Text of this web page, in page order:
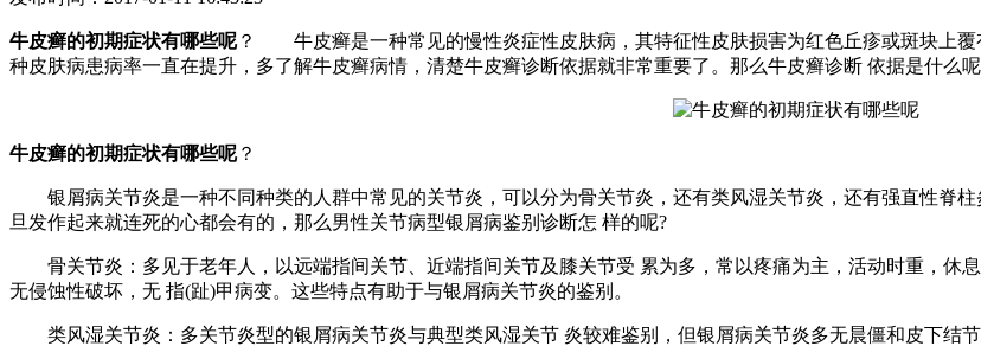
牛皮癣的初期症状有哪些呢？ 牛皮癣是一种常见的慢性炎症性皮肤病，其特征性皮肤损害为红色丘疹或斑块上覆
种皮肤病患病率一直在提升，多了解牛皮癣病情，清楚牛皮癣诊断依据就非常重要了。那么牛皮癣诊断 依据是什么呢
牛皮癣的初期症状有哪些呢？
银屑病关节炎是一种不同种类的人群中常见的关节炎，可以分为骨关节炎，还有类风湿关节炎，还有强直性脊
旦发作起来就连死的心都会有的，那么男性关节病型银屑病鉴别诊断怎 样的呢?
骨关节炎：多见于老年人，以远端指间关节、近端指间关节及膝关节受 累为多，常以疼痛为主，活动时重，休
无侵蚀性破坏，无 指(趾)甲病变。这些特点有助于与银屑病关节炎的鉴别。
类风湿关节炎：多关节炎型的银屑病关节炎与典型类风湿关节 炎较难鉴别，但银屑病关节炎多无晨僵和皮下结